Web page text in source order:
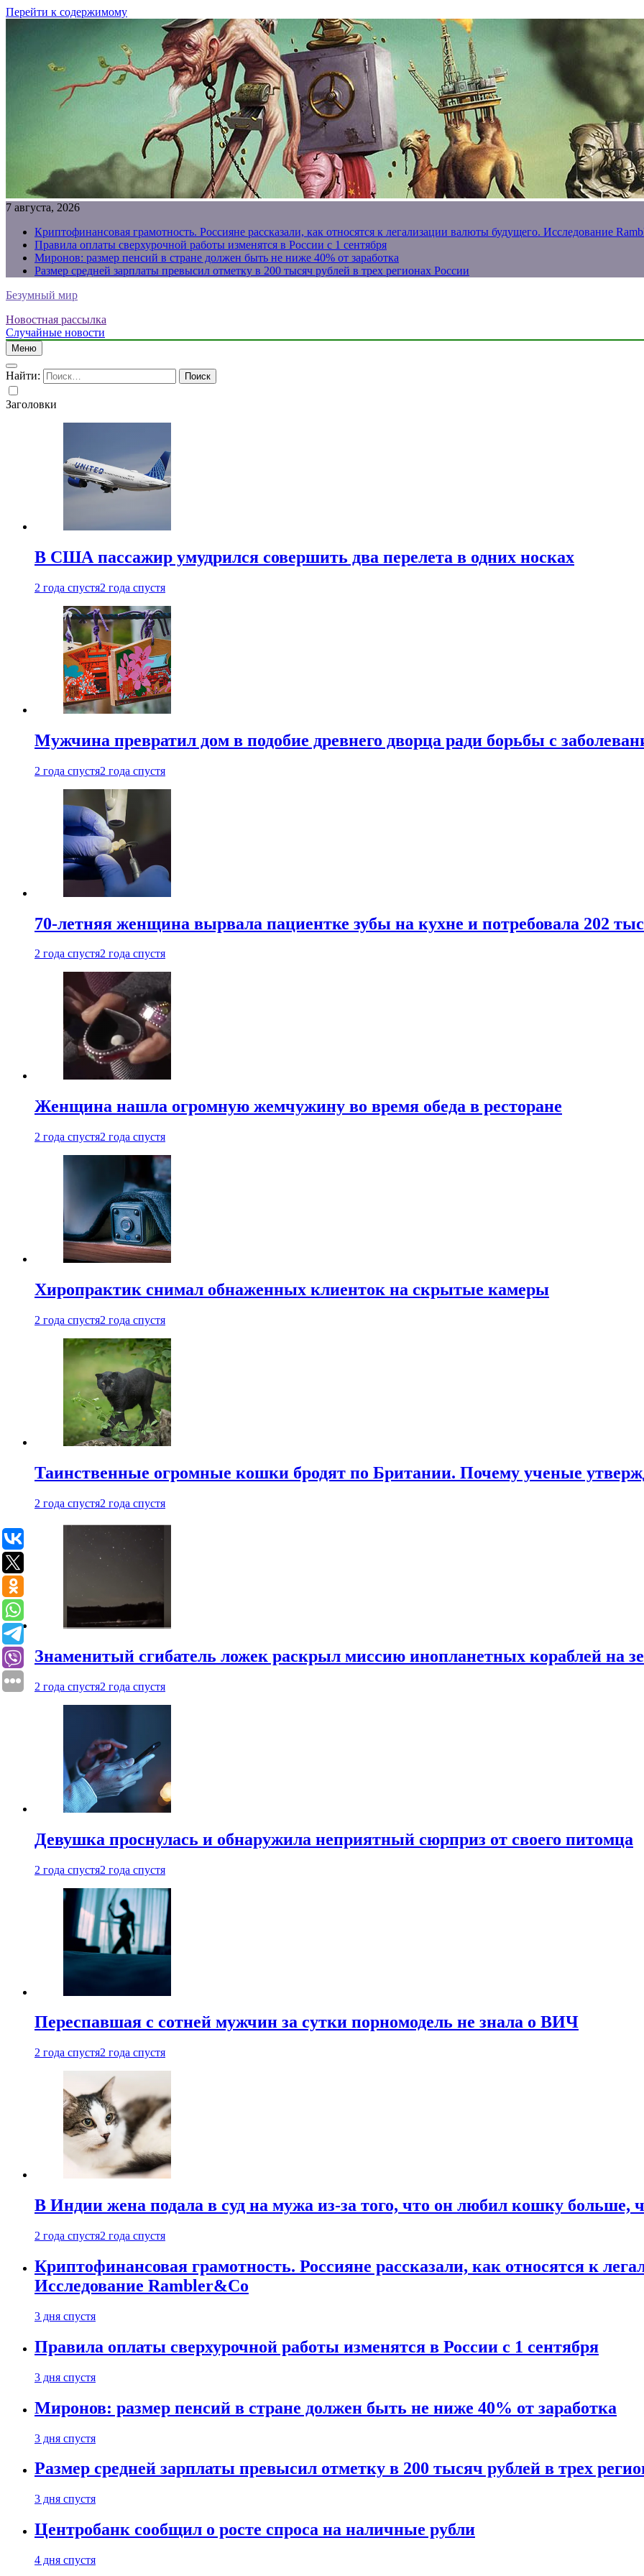
Перейти к содержимому
7 августа, 2026
Криптофинансовая грамотность. Россияне рассказали, как относятся к легализации валюты будущего. Исследование
Правила оплаты сверхурочной работы изменятся в России с 1 сентября
Миронов: размер пенсий в стране должен быть не ниже 40% от заработка
Размер средней зарплаты превысил отметку в 200 тысяч рублей в трех регионах России
Безумный мир
Новостная рассылка
Случайные новости
Меню
Найти:
Заголовки
В США пассажир умудрился совершить два перелета в одних носках
2 года спустя2 года спустя
Мужчина превратил дом в подобие древнего дворца ради борьбы с
2 года спустя2 года спустя
70-летняя женщина вырвала пациентке зубы на кухне и потребовала 202
2 года спустя2 года спустя
Женщина нашла огромную жемчужину во время обеда в ресторане
2 года спустя2 года спустя
Хиропрактик снимал обнаженных клиенток на скрытые камеры
2 года спустя2 года спустя
Таинственные огромные кошки бродят по Британии. Почему ученые
2 года спустя2 года спустя
Знаменитый сгибатель ложек раскрыл миссию инопланетных кораблей на
2 года спустя2 года спустя
Девушка проснулась и обнаружила неприятный сюрприз от своего питомца
2 года спустя2 года спустя
Переспавшая с сотней мужчин за сутки порномодель не знала о ВИЧ
2 года спустя2 года спустя
В Индии жена подала в суд на мужа из-за того, что он любил кошку больше,
2 года спустя2 года спустя
Криптофинансовая грамотность. Россияне рассказали, как относятся к
Исследование Rambler&Co
3 дня спустя
Правила оплаты сверхурочной работы изменятся в России с 1 сентября
3 дня спустя
Миронов: размер пенсий в стране должен быть не ниже 40% от заработка
3 дня спустя
Размер средней зарплаты превысил отметку в 200 тысяч рублей в трех
3 дня спустя
Центробанк сообщил о росте спроса на наличные рубли
4 дня спустя